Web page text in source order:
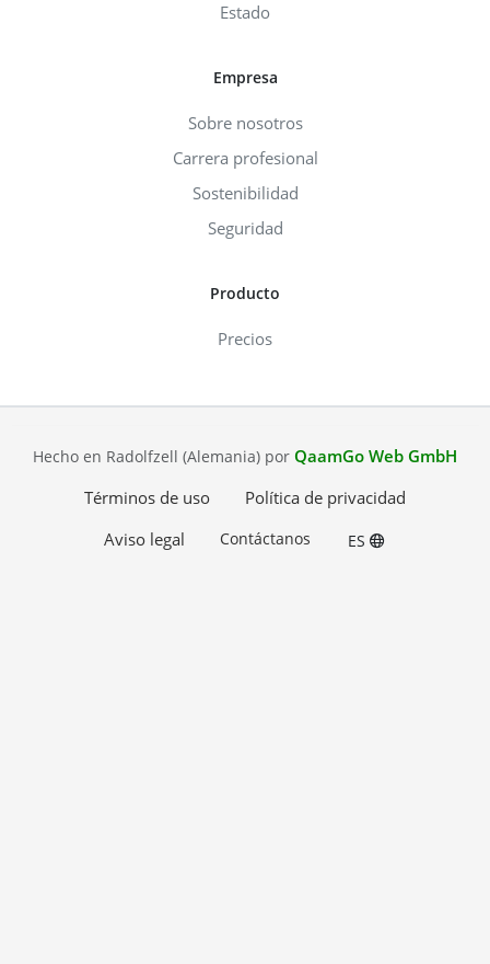
Estado
Empresa
Sobre nosotros
Carrera profesional
Sostenibilidad
Seguridad
Producto
Precios
Hecho en Radolfzell (Alemania) por QaamGo Web GmbH
Términos de uso
Política de privacidad
Aviso legal
Contáctanos ES